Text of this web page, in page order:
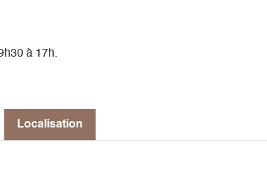
à 17h.
Localisation